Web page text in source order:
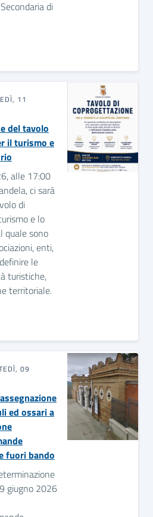
di
11
del tavolo
il turismo e
alle 17:00
ci sarà
di
e lo
quale sono
enti,
le
turistiche,
territoriale.
09
ed ossari a
fuori bando
giugno 2026